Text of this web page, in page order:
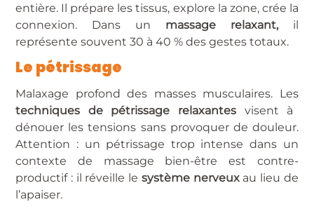
entière. Il prépare les tissus, explore la zone, crée la
connexion. Dans un massage relaxant, il
représente souvent 30 à 40 % des gestes totaux.
Le pétrissage
Malaxage profond des masses musculaires. Les
techniques de pétrissage relaxantes visent à
dénouer les tensions sans provoquer de douleur.
Attention : un pétrissage trop intense dans un
contexte de massage bien-être est contre-
productif : il réveille le système nerveuxau lieu de
l’apaiser.